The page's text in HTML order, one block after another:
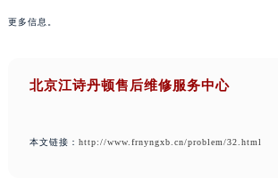
更多信息。
北京江诗丹顿售后维修服务中心
本文链接： http://www.frnyngxb.cn/problem/32.html